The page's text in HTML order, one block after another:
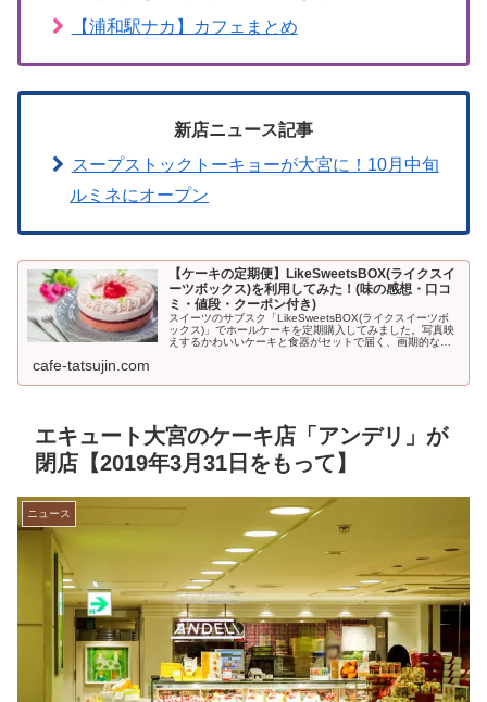
【浦和駅ナカ】カフェまとめ
新店ニュース記事
スープストックトーキョーが大宮に！10月中旬
ルミネにオープン
【ケーキの定期便】LikeSweetsBOX(ライクスイ
ーツボックス)を利用してみた！(味の感想・口コ
ミ・値段・クーポン付き)
スイーツのサブスク「LikeSweetsBOX(ライクスイーツボ
ックス)」でホールケーキを定期購入してみました。写真映
えするかわいいケーキと食器がセットで届く、画期的なサ
cafe-tatsujin.com
エキュート大宮のケーキ店「アンデリ」が
閉店【2019年3月31日をもって】
ニュース